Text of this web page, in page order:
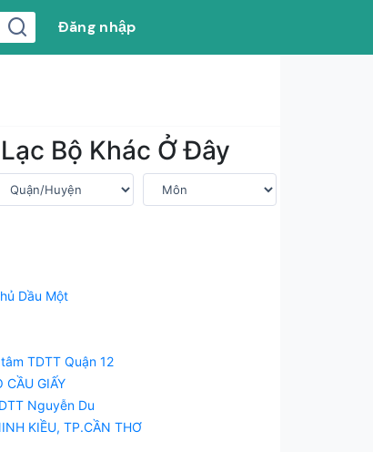
Đăng nhập
Bộ Khác Ở Đây
Dầu Một
TDTT Quận 12
CẦU GIẤY
Nguyễn Du
KIỀU, TP.CẦN THƠ